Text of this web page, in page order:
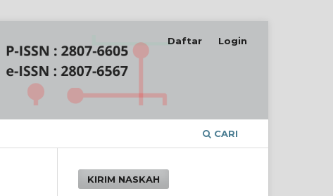
CARI
Daftar Login
KIRIM NASKAH